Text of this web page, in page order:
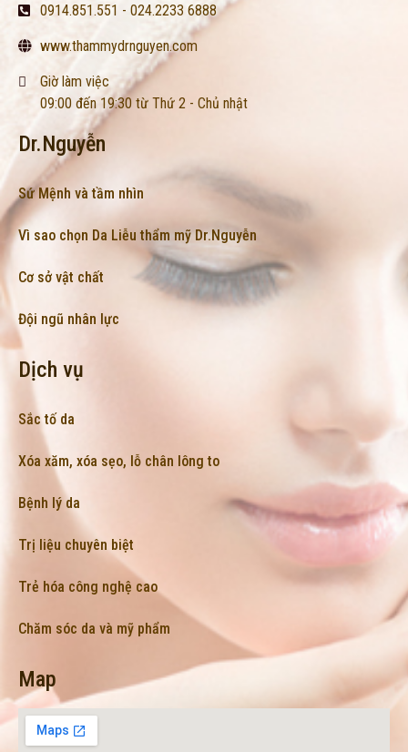
0914.851.551 - 024.2233 6888
www.thammydrnguyen.com
Giờ làm việc
09:00 đến 19:30 từ Thứ 2 - Chủ nhật
Dr.Nguyễn
Sứ Mệnh và tầm nhìn
Vì sao chọn Da Liễu thẩm mỹ Dr.Nguyễn
Cơ sở vật chất
Đội ngũ nhân lực
Dịch vụ
Sắc tố da
Xóa xăm, xóa sẹo, lỗ chân lông to
Bệnh lý da
Trị liệu chuyên biệt
Trẻ hóa công nghệ cao
Chăm sóc da và mỹ phẩm
Map